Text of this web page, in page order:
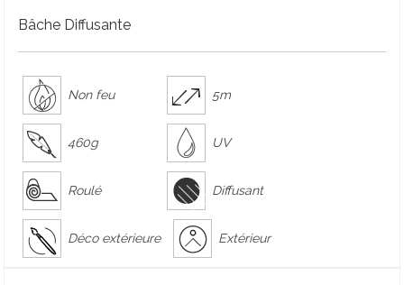
Bâche Diffusante
Non feu 5m
460g UV
Roulé Diffusant
Déco extérieure Extérieur